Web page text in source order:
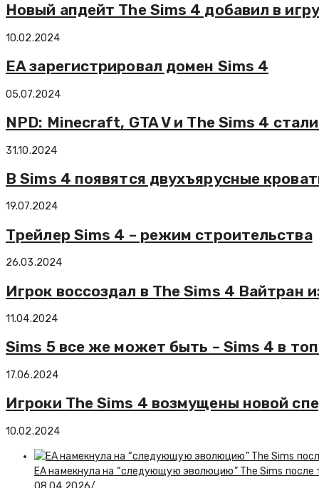
Новый апдейт The Sims 4 добавил в
10.02.2024
EA зарегистрировал домен Sims 4
05.07.2024
NPD: Minecraft, GTA V и The Sims 4
31.10.2024
В Sims 4 появятся двухъярусные
19.07.2024
Трейлер Sims 4 – режим строительства
26.03.2024
Игрок воссоздал в The Sims 4 Вайтран
11.04.2024
Sims 5 все же может быть – Sims 4 в
17.06.2024
Игроки The Sims 4 возмущены новой
10.02.2024
EA намекнула на “следующую эволюцию” The Sims после